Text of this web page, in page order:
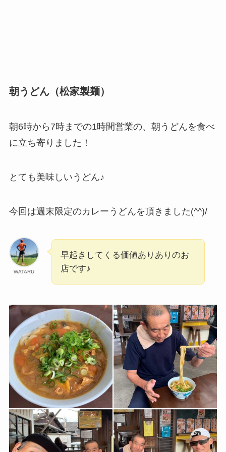
朝うどん（松家製麺）
朝6時から7時までの1時間営業の、朝うどんを食べ
に立ち寄りました！
とても美味しいうどん♪
今回は週末限定のカレーうどんを頂きました(^^)/
WATARU
早起きしてくる価値ありありのお
店です♪